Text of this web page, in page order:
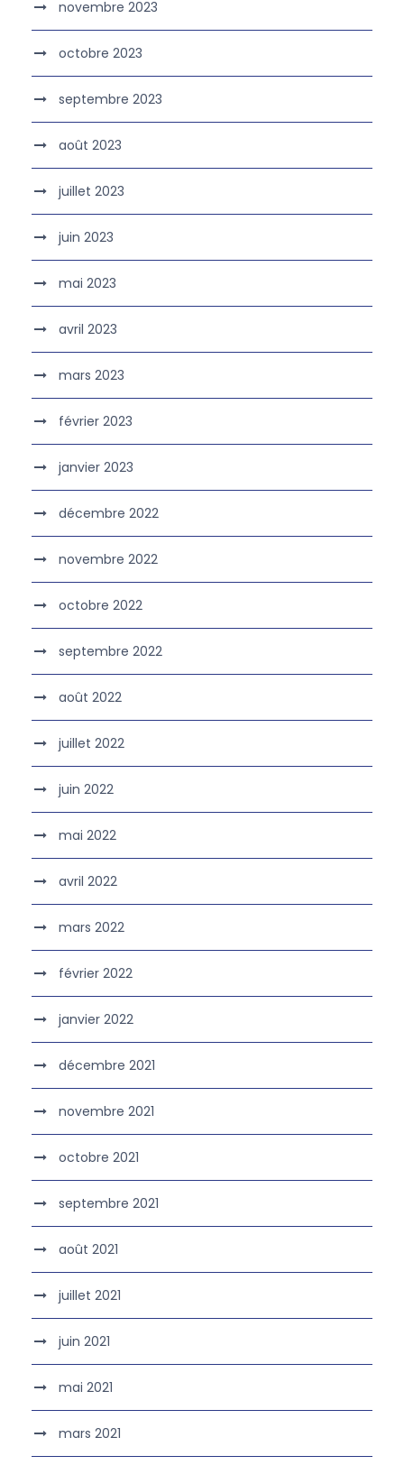
novembre 2023
octobre 2023
septembre 2023
août 2023
juillet 2023
juin 2023
mai 2023
avril 2023
mars 2023
février 2023
janvier 2023
décembre 2022
novembre 2022
octobre 2022
septembre 2022
août 2022
juillet 2022
juin 2022
mai 2022
avril 2022
mars 2022
février 2022
janvier 2022
décembre 2021
novembre 2021
octobre 2021
septembre 2021
août 2021
juillet 2021
juin 2021
mai 2021
mars 2021